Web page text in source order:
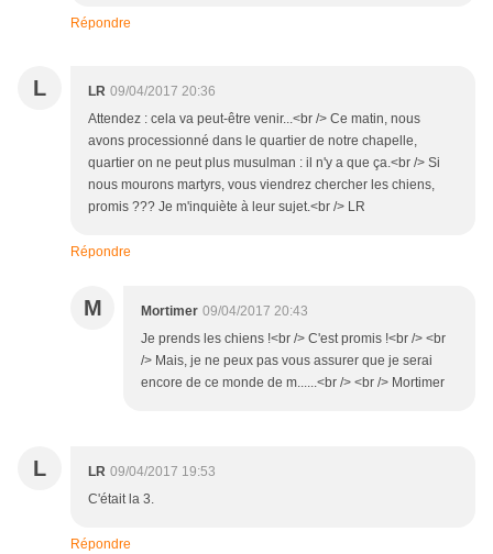
Répondre
L LR 09/04/2017 20:36
Attendez : cela va peut-être venir...<br /> Ce matin, nous
avons processionné dans le quartier de notre chapelle,
quartier on ne peut plus musulman : il n'y a que ça.<br /> Si
nous mourons martyrs, vous viendrez chercher les chiens,
promis ??? Je m'inquiète à leur sujet.<br /> LR
Répondre
M Mortimer 09/04/2017 20:43
Je prends les chiens !<br /> C'est promis !<br /> <br
/> Mais, je ne peux pas vous assurer que je serai
encore de ce monde de m......<br /> <br /> Mortimer
L LR 09/04/2017 19:53
C'était la 3.
Répondre